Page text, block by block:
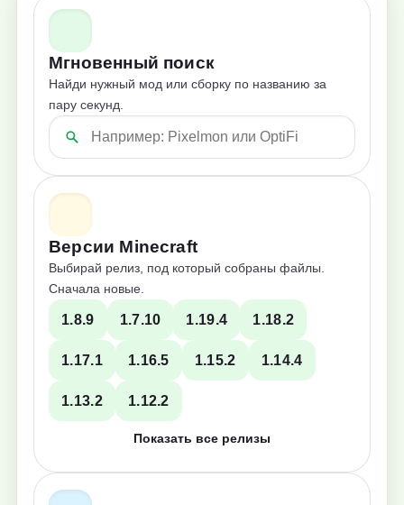
Мгновенный поиск
Найди нужный мод или сборку по названию за
пару секунд.
Версии Minecraft
Выбирай релиз, под который собраны файлы.
Сначала новые.
1.8.9 1.7.10 1.19.4 1.18.2
1.17.1 1.16.5 1.15.2 1.14.4
1.13.2 1.12.2
Показать все релизы